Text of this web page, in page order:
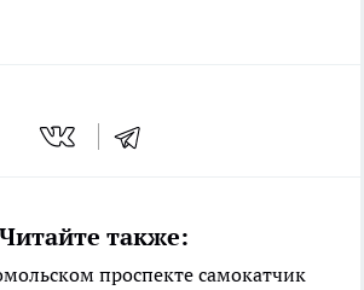
Читайте также:
проспекте самокатчик